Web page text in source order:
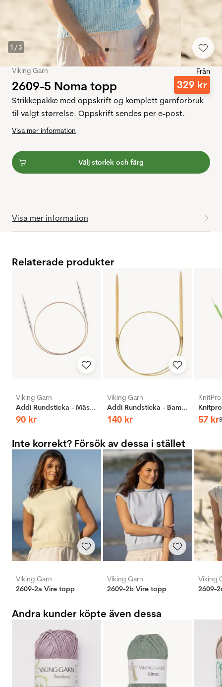
1 /3
Viking Garn
2609-5 Noma topp
Från
329 kr
Strikkepakke med oppskrift og komplett garnforbruk
til valgt størrelse. Oppskrift sendes per e-post.
Visa mer information
Välj storlek och färg
Visa mer information
Relaterade produkter
Viking Garn
Addi Rundsticka - Mässing
90 kr
Viking Garn
Addi Rundsticka - Bambus
140 kr
KnitPro
57 kr
Inte korrekt? Försök av dessa i stället
Viking Garn
2609-2a Vire topp
Viking Garn
2609-2b Vire topp
Viking
2609-
Andra kunder köpte även dessa